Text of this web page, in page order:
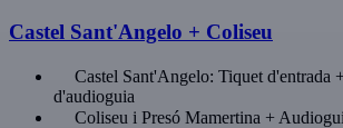
Castel Sant'Angelo + Coliseu
Castel Sant'Angelo: Tiquet d'entrada
d'audioguia
Coliseu i Presó Mamertina +